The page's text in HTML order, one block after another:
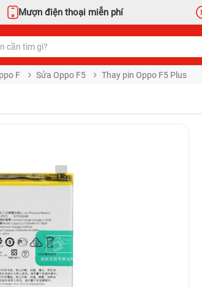
Mượn điện thoại miễn phí
F Sửa Oppo F5 Thay pin Oppo F5 Plus